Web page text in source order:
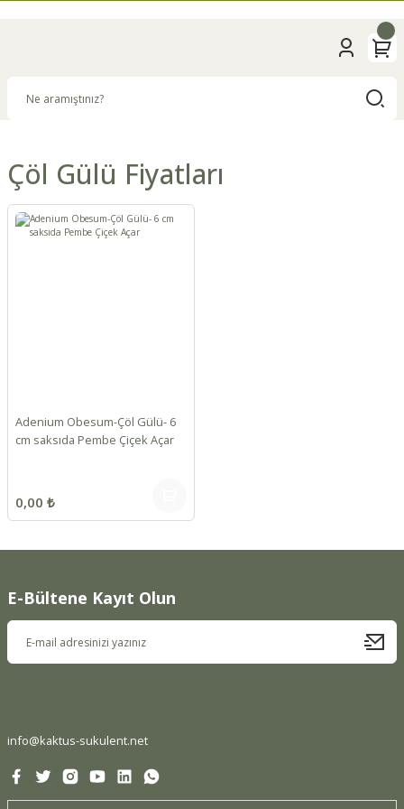
Çöl Gülü Fiyatları
Adenium Obesum-Çöl Gülü- 6
cm saksıda Pembe Çiçek Açar
0,00 ₺
E-Bültene Kayıt Olun
info@kaktus-sukulent.net